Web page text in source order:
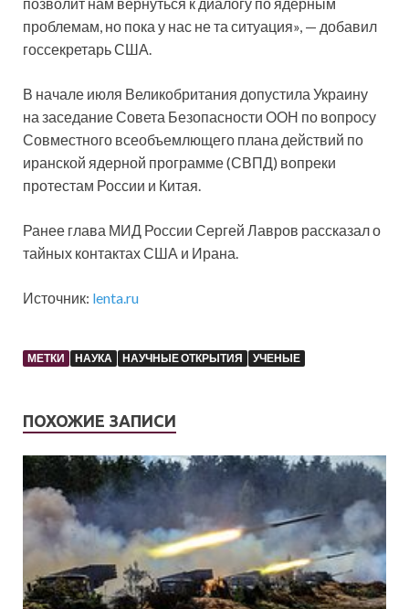
проблемам, но пока у нас не та ситуация», — добавил
госсекретарь США.
В начале июля Великобритания допустила Украину
на заседание Совета Безопасности ООН по вопросу
Совместного всеобъемлющего плана действий по
иранской ядерной программе (СВПД) вопреки
протестам России и Китая.
Ранее глава МИД России Сергей Лавров рассказал о
тайных контактах США и Ирана.
Источник: lenta.ru
МЕТКИ НАУКА НАУЧНЫЕ ОТКРЫТИЯ УЧЕНЫЕ
ПОХОЖИЕ ЗАПИСИ